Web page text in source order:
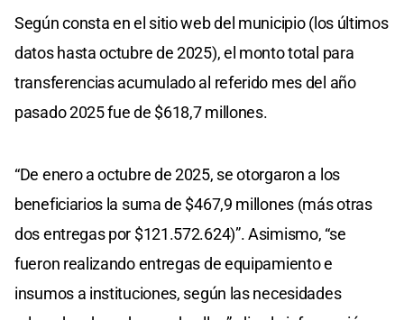
Según consta en el sitio web del municipio (los últimos
datos hasta octubre de 2025), el monto total para
transferencias acumulado al referido mes del año
pasado 2025 fue de $618,7 millones.
“De enero a octubre de 2025, se otorgaron a los
beneficiarios la suma de $467,9 millones (más otras
dos entregas por $121.572.624)”. Asimismo, “se
fueron realizando entregas de equipamiento e
insumos a instituciones, según las necesidades